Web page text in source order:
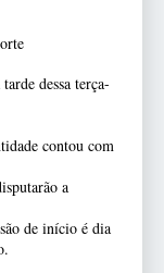
dessa terça-
contou com
a
de início é dia